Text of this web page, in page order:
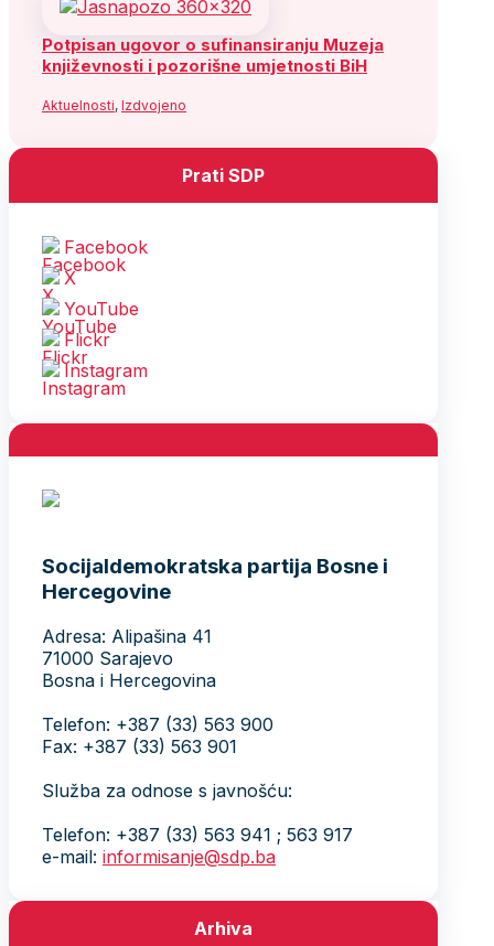
Potpisan ugovor o sufinansiranju Muzeja
književnosti i pozorišne umjetnosti BiH
Aktuelnosti, Izdvojeno
Prati SDP
Facebook
X
YouTube
Flickr
Instagram
Socijaldemokratska partija Bosne i
Hercegovine
Adresa: Alipašina 41
71000 Sarajevo
Bosna i Hercegovina
Telefon: +387 (33) 563 900
Fax: +387 (33) 563 901
Služba za odnose s javnošću:
Telefon: +387 (33) 563 941 ; 563 917
e-mail: informisanje@sdp.ba
Arhiva